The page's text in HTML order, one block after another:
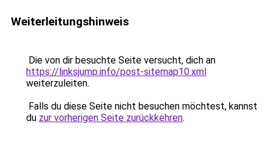
Weiterleitungshinweis
Die von dir besuchte Seite versucht, dich an
https://linksjump.info/post-sitemap10.xml
weiterzuleiten.
Falls du diese Seite nicht besuchen möchtest, kannst
du zur vorherigen Seite zurückkehren.